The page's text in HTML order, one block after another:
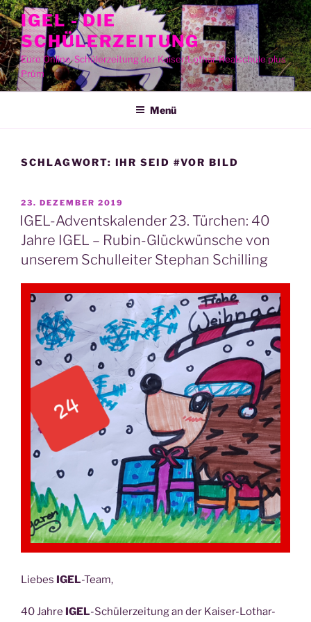
Zum
Inhalt
springen
IGEL - DIE
SCHÜLERZEITUNG
Eure Online-Schülerzeitung der Kaiser-Lothar-Realschule plus
Prüm
Menü
SCHLAGWORT: IHR SEID #VOR BILD
VERÖFFENTLICHT
AM
23. DEZEMBER 2019
IGEL-Adventskalender 23. Türchen: 40
Jahre IGEL – Rubin-Glückwünsche von
unserem Schulleiter Stephan Schilling
Lie­bes IGEL-Team,
40 Jah­re IGEL-Schü­ler­zei­tung an der Kai­ser-Lothar-